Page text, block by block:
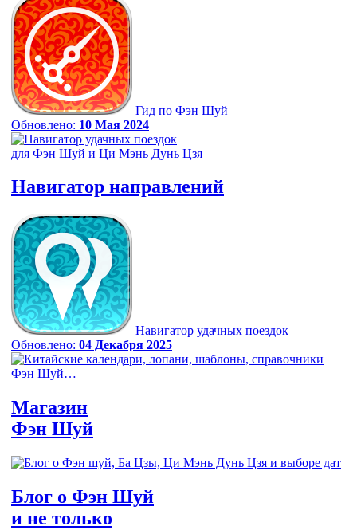
Гид по Фэн Шуй
Обновлено: 10 Мая 2024
Навигатор направлений
Навигатор удачных поездок
Обновлено: 04 Декабря 2025
Магазин
Фэн Шуй
Блог о Фэн Шуй
и не только